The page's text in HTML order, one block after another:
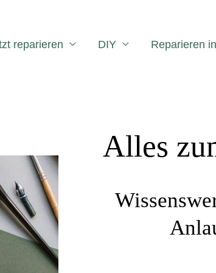
reparieren DIY Reparieren
Alles